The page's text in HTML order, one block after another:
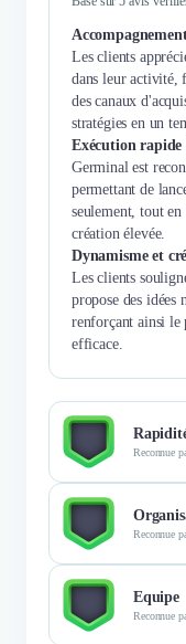
Les clients
dans leur activité,
des canaux
stratégies en un
Exécution rapide
Germinal est
permettant de
seulement, tout
création élevée.
Dynamisme et
Les clients
propose des idées
renforçant ainsi le
efficace.
Reconnue
Reconnue
Equipe
Reconnue